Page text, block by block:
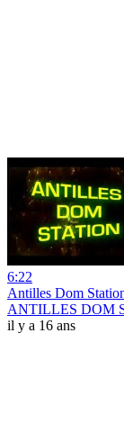
6:22
Antilles Dom
ANTILLES DOM
il y a 16 ans